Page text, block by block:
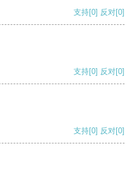
支持[0] 反对[0]
支持[0] 反对[0]
支持[0] 反对[0]